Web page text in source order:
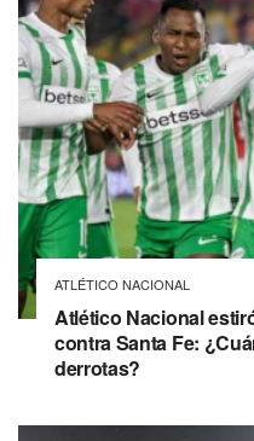
ATLÉTICO NACIONAL
Atlético Nacional
contra Santa Fe:
derrotas?